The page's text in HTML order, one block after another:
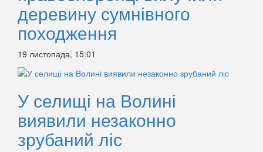
деревину сумнівного
походження
19 листопада, 15:01
У селищі на Волині
виявили незаконно
зрубаний ліс